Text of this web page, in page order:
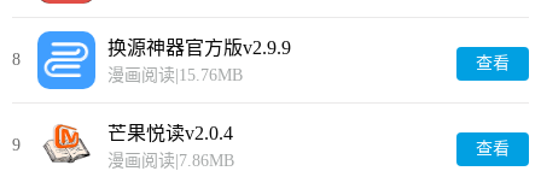
8
换源神器官方版v2.9.9
漫画阅读 15.76MB
查看
9
芒果悦读v2.0.4
漫画阅读 7.86MB
查看